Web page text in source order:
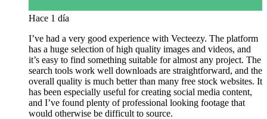
Hace 1 día
I’ve had a very good experience with Vecteezy. The platform
has a huge selection of high quality images and videos, and
it’s easy to find something suitable for almost any project. The
search tools work well downloads are straightforward, and the
overall quality is much better than many free stock websites. It
has been especially useful for creating social media content,
and I’ve found plenty of professional looking footage that
would otherwise be difficult to source.